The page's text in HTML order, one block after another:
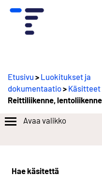
Etusivu > Luokitukset ja
dokumentaatio> Käsitteet
Reittiliikenne, lentoliikenne
Avaa valikko
Hae käsitettä